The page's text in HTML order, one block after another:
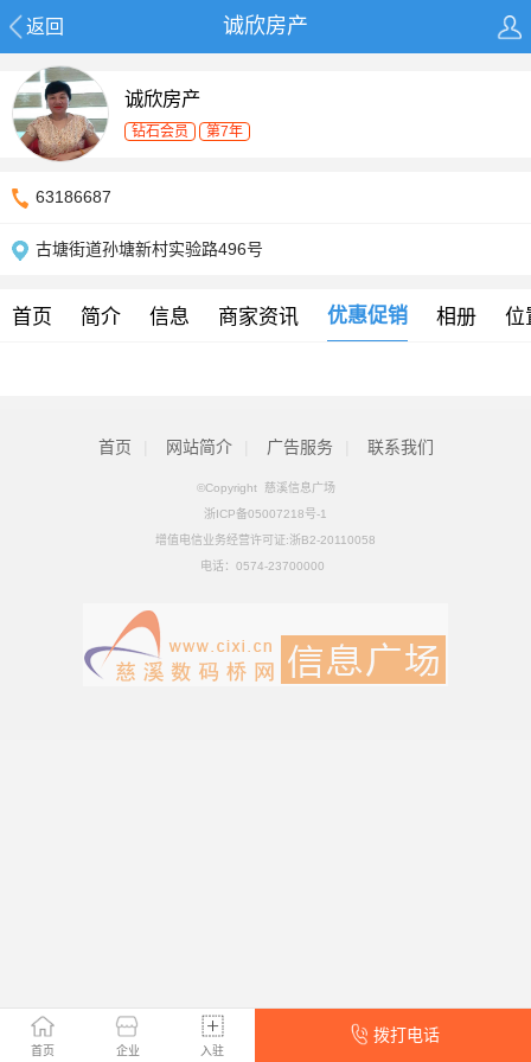
返回 诚欣房产
首页 企业 入驻
拨打电话
诚欣房产
钻石会员 第7年
63186687
古塘街道孙塘新村实验路496号
首页 简介 信息 商家资讯 优惠促销 相册 位
首页 网站简介 广告服务 联系我们
©Copyright 慈溪信息广场
浙ICP备05007218号-1
增值电信业务经营许可证:浙B2-20110058
电话： 0574-23700000